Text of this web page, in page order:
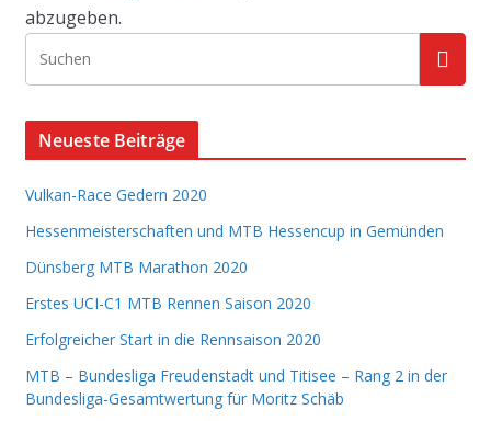
abzugeben.
Neueste Beiträge
Vulkan-Race Gedern 2020
Hessenmeisterschaften und MTB Hessencup in Gemünden
Dünsberg MTB Marathon 2020
Erstes UCI-C1 MTB Rennen Saison 2020
Erfolgreicher Start in die Rennsaison 2020
MTB – Bundesliga Freudenstadt und Titisee – Rang 2 in der
Bundesliga-Gesamtwertung für Moritz Schäb